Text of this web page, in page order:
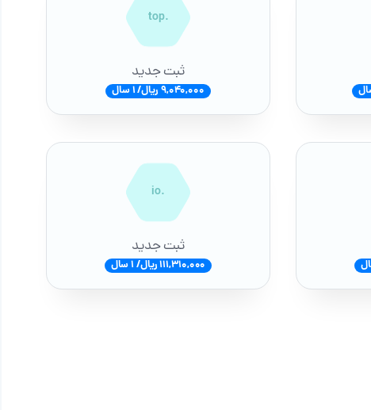
.top
ثبت جدید
9,040,000 ریال/ 1 سال
.io
ثبت جدید
111,310,000 ریال/ 1 سال